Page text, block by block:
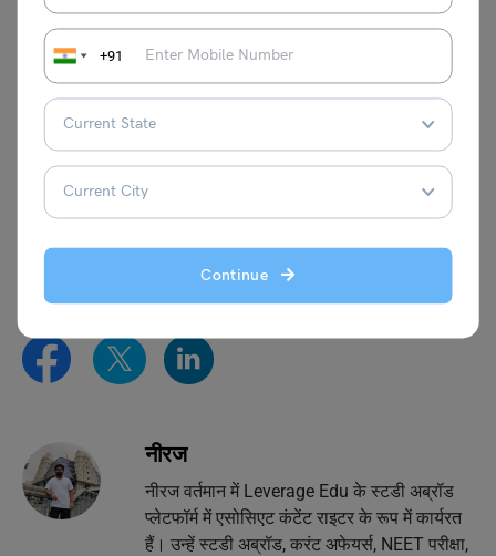
+91
Continue
नौकरी कर सकते हैं।
वीएलडीए कोर्स करने के लिए योग्यता क्या चाहिए?
VLDA कोर्स में प्रवेश के लिए उम्मीदवार के पास किसी मान्यता प्राप्त बोर्ड
से 12वीं कक्षा उत्तीर्ण होना आवश्यक है।
हमें उम्मीद है कि इस लेख में आपको VLDA कोर्स की पूरी जानकारी मिल गई
होगी। ऐसे ही अन्य
के लिए Leverage Edu के साथ जुड़े रहें।
नीरज
नीरज वर्तमान में Leverage Edu के स्टडी अब्रॉड
प्लेटफॉर्म में एसोसिएट कंटेंट राइटर के रूप में कार्यरत
हैं। उन्हें स्टडी अब्रॉड, करंट अफेयर्स, NEET परीक्षा,